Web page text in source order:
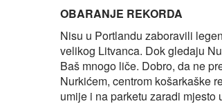
OBARANJE REKORDA
Nisu u Portlandu zaboravili
velikog Litvanca. Dok gledaju
Baš mnogo liče. Dobro, da ne
Nurkićem, centrom košarkaške
umije i na parketu zaradi